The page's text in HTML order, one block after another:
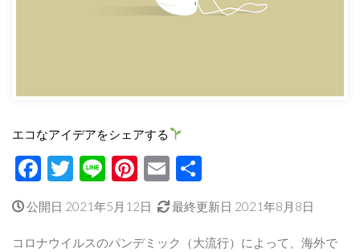
エコなアイデアをシェアする
Facebook
Twitter
LinePinterest
Email
有
公開日 2021年5月12日 最終更新日 2021年8月8日
コロナウイルスのパンデミック（大流行）によって、海外で